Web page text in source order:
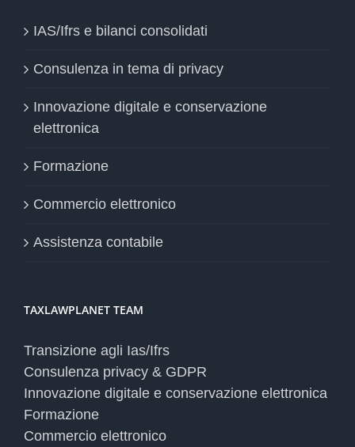
IAS/Ifrs e bilanci consolidati
Consulenza in tema di privacy
Innovazione digitale e conservazione
elettronica
Formazione
Commercio elettronico
Assistenza contabile
TAXLAWPLANET TEAM
Transizione agli Ias/Ifrs
Consulenza privacy & GDPR
Innovazione digitale e conservazione elettronica
Formazione
Commercio elettronico